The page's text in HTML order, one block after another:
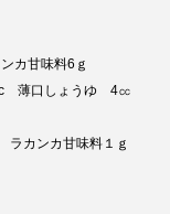
カ甘味料6ｇ
薄口しょうゆ 4㏄
ラカンカ甘味料１ｇ